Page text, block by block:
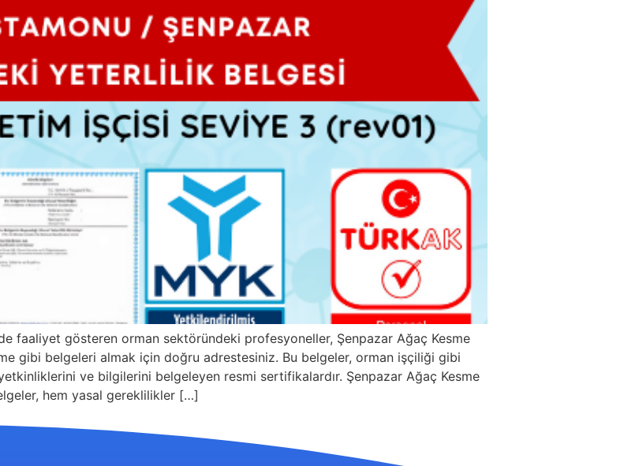
faaliyet gösteren orman sektöründeki profesyoneller, Şenpazar Ağaç Kesme
gibi belgeleri almak için doğru adrestesiniz. Bu belgeler, orman işçiliği gibi
ve bilgilerini belgeleyen resmi sertifikalardır. Şenpazar Ağaç Kesme
hem yasal gereklilikler […]